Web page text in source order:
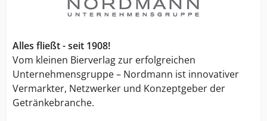
Alles fließt - seit 1908!
Vom kleinen Bierverlag zur erfolgreichen
Unternehmensgruppe – Nordmann ist innovativer
Vermarkter, Netzwerker und Konzeptgeber der
Getränkebranche.